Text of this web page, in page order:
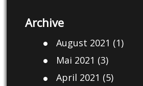
Archive
August 2021 (1)
Mai 2021 (3)
April 2021 (5)